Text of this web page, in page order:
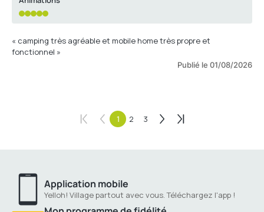
« camping très agréable et mobile home très propre et
fonctionnel »
Publié le 01/08/2026
1 2 3
Application mobile
Yelloh! Village partout avec vous. Téléchargez l'app !